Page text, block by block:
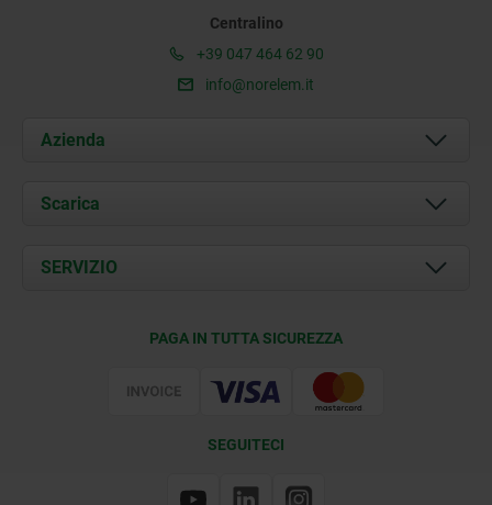
Centralino
+39 047 464 62 90
info@norelem.it
Azienda
Chi siamo
Contatti
Scarica
Documents
SERVIZIO
PAGA IN TUTTA SICUREZZA
SEGUITECI